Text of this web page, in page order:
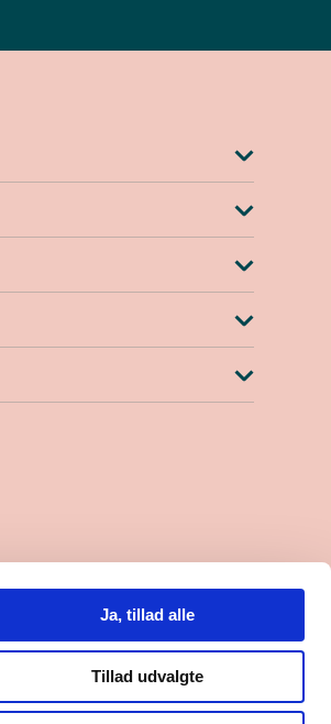
Ja, tillad alle
Tillad udvalgte